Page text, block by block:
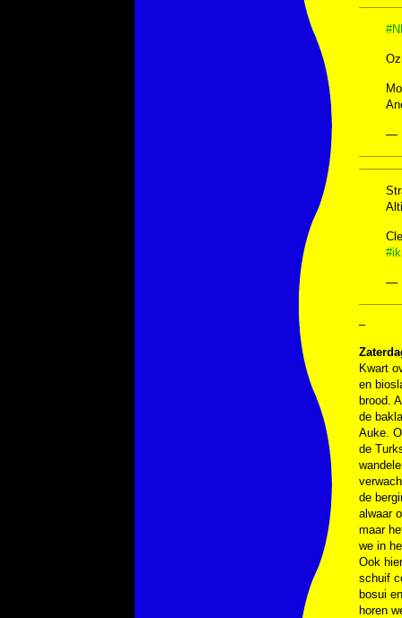
—
—
–
Kwart
en
brood.
de
Auke.
de
de
alwaar
maar
we in
Ook
schuif
bosui
horen